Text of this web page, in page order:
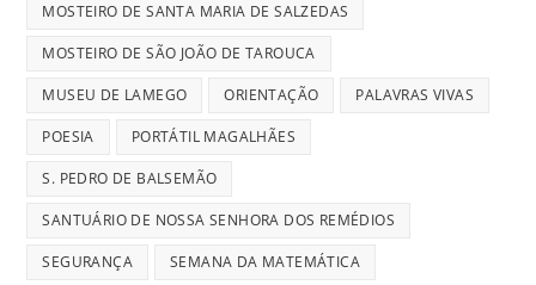
MOSTEIRO DE SANTA MARIA DE SALZEDAS
MOSTEIRO DE SÃO JOÃO DE TAROUCA
MUSEU DE LAMEGO ORIENTAÇÃO PALAVRAS VIVAS
POESIA PORTÁTIL MAGALHÃES
S. PEDRO DE BALSEMÃO
SANTUÁRIO DE NOSSA SENHORA DOS REMÉDIOS
SEGURANÇA SEMANA DA MATEMÁTICA